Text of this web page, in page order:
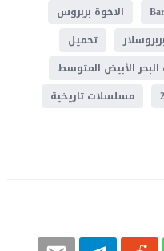
الاخوة بربروس
بربروسلار
تحميل
الأبيض المتوسط
مسلسلات تاريخية